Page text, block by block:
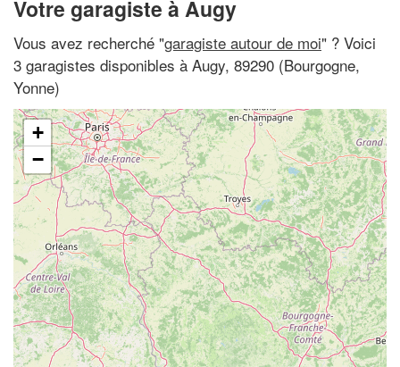
Votre garagiste à Augy
Vous avez recherché "garagiste autour de moi" ? Voici
3 garagistes disponibles à Augy, 89290 (Bourgogne,
Yonne)
+
−